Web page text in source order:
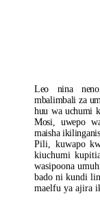
Leo nina
mbalimbali za
huu wa uchumi
Mosi, uwepo
maisha
Pili, kuwapo
kiuchumi
wasipoona
bado ni kundi
maelfu ya ajira